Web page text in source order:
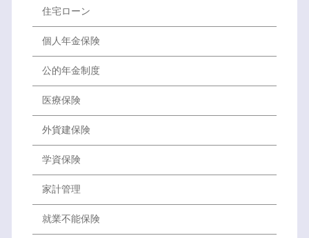
住宅ローン
個人年金保険
公的年金制度
医療保険
外貨建保険
学資保険
家計管理
就業不能保険